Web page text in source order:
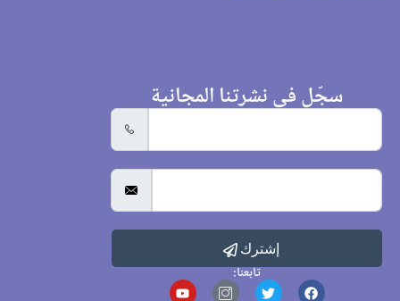
سجّل في نشرتنا المجانية
إشترك
تابعنا: